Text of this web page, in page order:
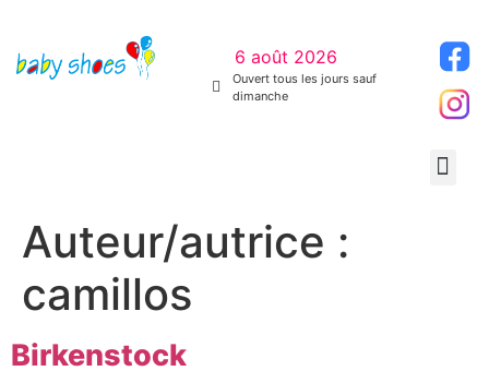
6 août 2026
Ouvert tous les jours sauf
dimanche
Auteur/autrice :
camillos
Birkenstock